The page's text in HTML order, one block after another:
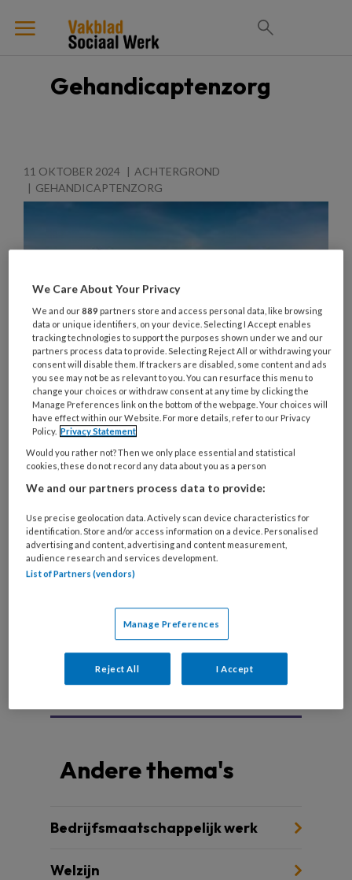
Gehandicaptenzorg
11 OKTOBER 2024
ACHTERGROND
GEHANDICAPTENZORG
Dubbele diagnoses – Geen
gescheiden werelden
Bijna de helft van de cliënten in de
moeten hebben en omgekeerd. Toch krijgt in de
praktijk maar een klein aantal cliënten zo'n
dubbele diagnose. Financiële prikkels spelen
en de ggz op te heffen, vinden drie studenten
Andere thema's
Bedrijfsmaatschappelijk werk
Welzijn
We Care About Your Privacy
We and our889 partners store and access personal data, like browsing
data or unique identifiers, on your device. Selecting I Accept enables
tracking technologies to support the purposes shown under we and our
partners process data to provide. Selecting Reject All or withdrawing your
consent will disable them. If trackers are disabled, some content and ads
you see may not be as relevant to you. You can resurface this menu to
change your choices or withdraw consent at any time by clicking the
Manage Preferences link on the bottom of the webpage. Your choices will
have effect within our Website. For more details, refer to our Privacy
Policy. Privacy Statement
Would you rather not? Then we only place essential and statistical
cookies, these do not record any data about you as a person
We and our partners process data to provide:
Use precise geolocation data. Actively scan device characteristics for
identification. Store and/or access information on a device. Personalised
advertising and content, advertising and content measurement,
audience research and services development.
List of Partners (vendors)
Manage Preferences
Reject All I Accept